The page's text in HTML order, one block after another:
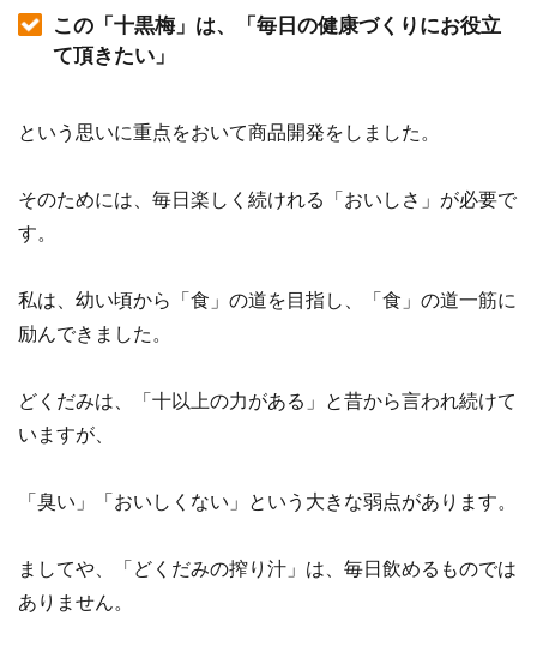
この「十黒梅」は、「毎日の健康づくりにお役立
て頂きたい」
という思いに重点をおいて商品開発をしました。
そのためには、毎日楽しく続けれる「おいしさ」が必要で
す。
私は、幼い頃から「食」の道を目指し、「食」の道一筋に
励んできました。
どくだみは、「十以上の力がある」と昔から言われ続けて
いますが、
「臭い」「おいしくない」という大きな弱点があります。
ましてや、「どくだみの搾り汁」は、毎日飲めるものでは
ありません。